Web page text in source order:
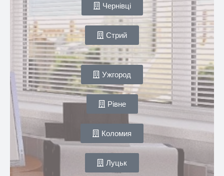
Чернівці
Стрий
Ужгород
Рівне
Коломия
Луцьк